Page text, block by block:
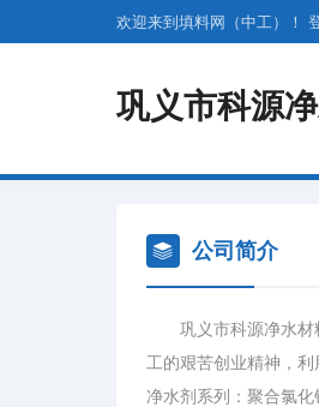
欢迎来到填料网（中工）！
巩义市科源
公司简介
巩义市科源净水材料
工的艰苦创业精神，
净水剂系列：聚合氯化